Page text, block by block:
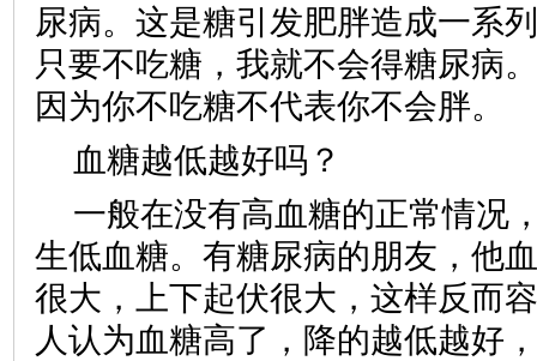
尿病。这是糖引发肥胖造成一系
只要不吃糖，我就不会得糖尿病
因为你不吃糖不代表你不会胖。
血糖越低越好吗？
一般在没有高血糖的正常情况
生低血糖。有糖尿病的朋友，他
很大，上下起伏很大，这样反而
人认为血糖高了，降的越低越好